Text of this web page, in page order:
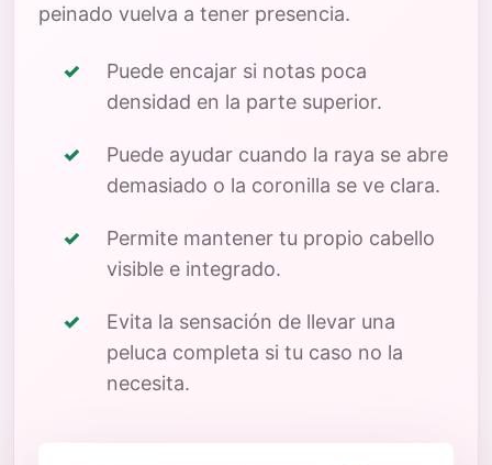
peinado vuelva a tener presencia.
Puede encajar si notas poca
densidad en la parte superior.
Puede ayudar cuando la raya se abre
demasiado o la coronilla se ve clara.
Permite mantener tu propio cabello
visible e integrado.
Evita la sensación de llevar una
peluca completa si tu caso no la
necesita.